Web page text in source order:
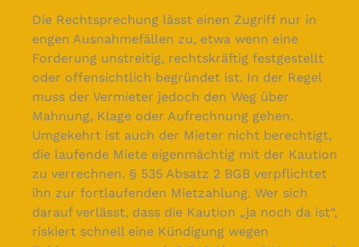
Die Rechtsprechung lässt einen Zugriff nur in
engen Ausnahmefällen zu, etwa wenn eine
Forderung unstreitig, rechtskräftig festgestellt
oder offensichtlich begründet ist. In der Regel
muss der Vermieter jedoch den Weg über
Mahnung, Klage oder Aufrechnung gehen.
Umgekehrt ist auch der Mieter nicht berechtigt,
die laufende Miete eigenmächtig mit der Kaution
zu verrechnen. § 535 Absatz 2 BGB verpflichtet
ihn zur fortlaufenden Mietzahlung. Wer sich
darauf verlässt, dass die Kaution „ja noch da ist“,
riskiert schnell eine Kündigung wegen